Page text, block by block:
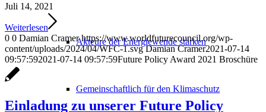
Akteure der Energiewende stärken
Gemeinschaftlich für den Klimaschutz
Juli 14, 2021
Weiterlesen
0 0 Damian Cramer https://www.worldfuturecouncil.org/wp-
content/uploads/2024/04/WFC-1.svg Damian Cramer2021-07-14
09:57:592021-07-14 09:57:59Future Policy Award 2021 Broschüre
Einladung zu unserer Future Policy